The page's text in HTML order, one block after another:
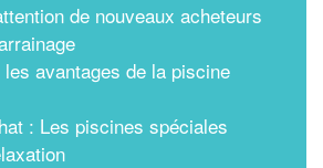
de nouveaux acheteurs
avantages de la piscine
: Les piscines spéciales